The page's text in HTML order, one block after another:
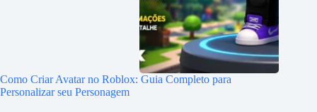
Como Criar Avatar no Roblox: Guia Completo para
Personalizar seu Personagem